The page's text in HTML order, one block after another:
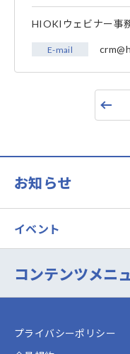
HIOKIウェビナー事
E-mail
お知らせ
イベント
コンテンツメニ
プライバシーポリシー